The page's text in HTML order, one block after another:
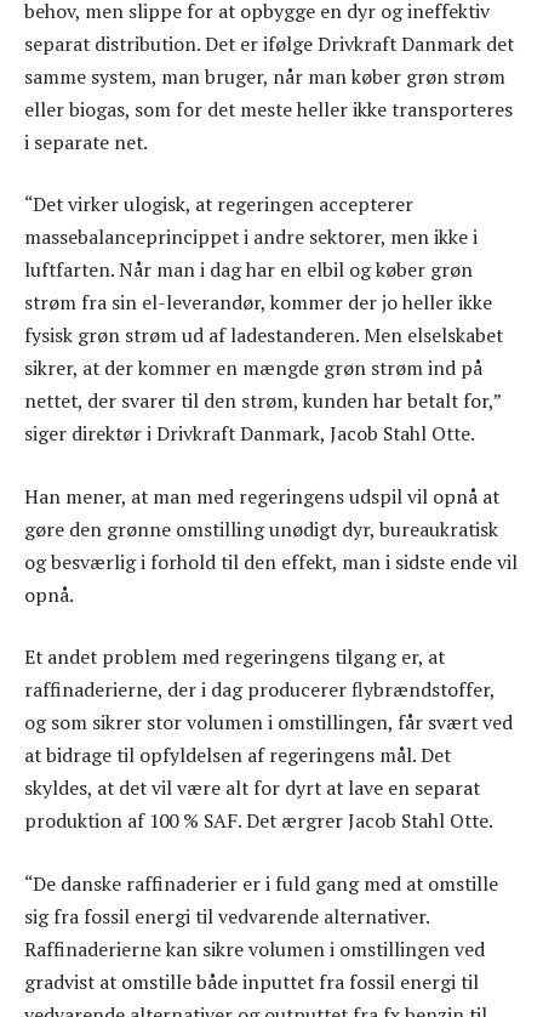
behov, men slippe for at opbygge en dyr og ineffektiv
separat distribution. Det er ifølge Drivkraft Danmark det
samme system, man bruger, når man køber grøn strøm
eller biogas, som for det meste heller ikke transporteres
i separate net.
“Det virker ulogisk, at regeringen accepterer
massebalanceprincippet i andre sektorer, men ikke i
luftfarten. Når man i dag har en elbil og køber grøn
strøm fra sin el-leverandør, kommer der jo heller ikke
fysisk grøn strøm ud af ladestanderen. Men elselskabet
sikrer, at der kommer en mængde grøn strøm ind på
nettet, der svarer til den strøm, kunden har betalt for,”
siger direktør i Drivkraft Danmark, Jacob Stahl Otte.
Han mener, at man med regeringens udspil vil opnå at
gøre den grønne omstilling unødigt dyr, bureaukratisk
og besværlig i forhold til den effekt, man i sidste ende vil
opnå.
Et andet problem med regeringens tilgang er, at
raffinaderierne, der i dag producerer flybrændstoffer,
og som sikrer stor volumen i omstillingen, får svært ved
at bidrage til opfyldelsen af regeringens mål. Det
skyldes, at det vil være alt for dyrt at lave en separat
produktion af 100 % SAF. Det ærgrer Jacob Stahl Otte.
“De danske raffinaderier er i fuld gang med at omstille
sig fra fossil energi til vedvarende alternativer.
Raffinaderierne kan sikre volumen i omstillingen ved
gradvist at omstille både inputtet fra fossil energi til